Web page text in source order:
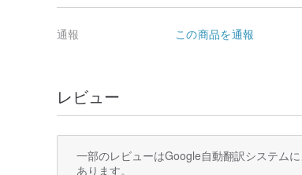
通報 この商品を通報
レビュー
一部のレビューはGoogle自動翻訳システム
あります。